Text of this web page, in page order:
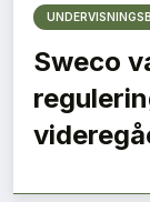
Sweco